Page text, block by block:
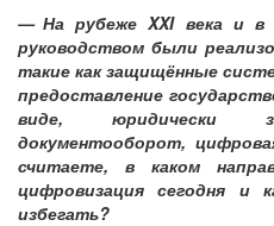
— На рубеже XXI века и
руководством были
такие как защищённые
предоставление
виде, юридически
документооборот,
считаете, в каком
цифровизация сегодня и
избегать?